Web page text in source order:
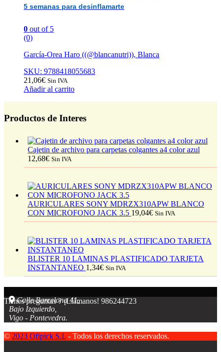
5 semanas para desinflamarte
0 out of 5
(0)
García-Orea Haro ((@blancanutri)), Blanca
SKU: 9788418055683
21,06€ Sin IVA
Añadir al carrito
Productos de Interes
Cajetin de archivo para carpetas colgantes a4 color azul
12,68€ Sin IVA
AURICULARES SONY MDRZX310APW BLANCO
CON MICROFONO JACK 3.5 19,04€ Sin IVA
BLISTER 10 LAMINAS PLASTIFICADO TARJETA
INSTANTANEO 1,34€ Sin IVA
Tienes preguntas ? ¡Llámanos! 986244723
Calle Barcelona 41,
Bajo Izquierdo,
Vigo - Pontevedra.
© 2023 Ofipick S.L - Todos los derechos reservados.